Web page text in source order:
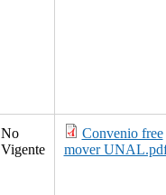
No
Vigente
Convenio free
mover